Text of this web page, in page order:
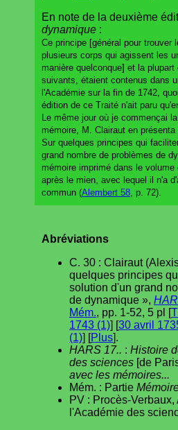
En note de la deuxième
dynamique :
Ce principe [général pour trouver
plusieurs corps qui agissent les
manière quelconque] et la plupart
suivants, étaient contenus dans
l'Académie sur la fin de 1742,
édition de ce Traité n'ait paru
Le même jour où je commençai
mémoire, M. Clairaut en présenta
Sur quelques principes qui
grand nombre de problèmes de
mémoire imprimé dans le volume
après le mien, avec lequel il n'a
commun (Alembert 58 , p. 72).
Abréviations
C. 30 : Clairaut
quelques principes
solution d'un grand
de dynamique »,
Mém., pp. 1-52, 5 pl [
1743 (1)] [30 avril
(1)] [Plus].
HARS 17.. : Histoire
des sciences [de
avec les mémoires...
Mém. : Partie
PV : Procès-
l'Académie des